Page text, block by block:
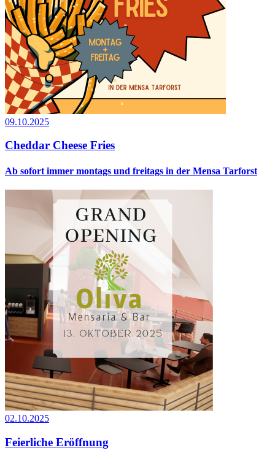
09.10.2025
Cheddar Cheese Fries
Ab sofort immer montags und freitags in der Mensa Tarforst
02.10.2025
Feierliche Eröffnung